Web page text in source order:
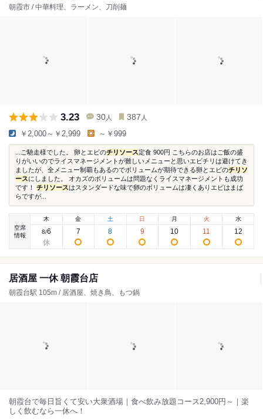
朝霞市 / 中華料理、ラーメン、刀削麺
3.23 30 人 387 人
￥2,000～￥2,999 ～￥999
...ご馳走様でした。 卵とエビのチリソース定食 900円 こちらのお店はご飯の盛
りがいいのでライスマネージメントが難しいメニューと思いエビチリは避けてき
ましたが、全メニュー制覇もあるのでボリュームが期待できる卵とエビのチリソ
ースにしました。 オカズのボリュームは問題なくライスマネージメントも成功
です！ チリソースはスタンダードな味で卵のボリュームは凄くありエビはまば
らですが...
空席
情報
木
8/6
金
7
土
8
日
9
月
10
火
11
水
12
居酒屋 一休 朝霞台店
朝霞台駅 105m / 居酒屋、焼き鳥、もつ鍋
朝霞台で毎日旨くて安い大衆酒場｜食べ飲み放題コース2,900円～｜楽
しく飲むなら一休へ！